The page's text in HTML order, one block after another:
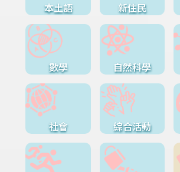
本土語 新住民
數學 自然科學
社會 綜合活動